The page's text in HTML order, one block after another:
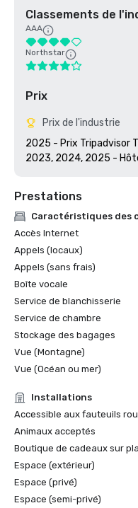
Classements de
AAA
Northstar
Prix
Prix de l'industrie
2025 - Prix Tripadvisor
2023, 2024, 2025 -
Prestations
Caractéristiques des
Accès Internet
Appels (locaux)
Appels (sans frais)
Boîte vocale
Service de blanchisserie
Service de chambre
Stockage des bagages
Vue (Montagne)
Vue (Océan ou mer)
Installations
Accessible aux fauteuils
Animaux acceptés
Boutique de cadeaux sur
Espace (extérieur)
Espace (privé)
Espace (semi-privé)